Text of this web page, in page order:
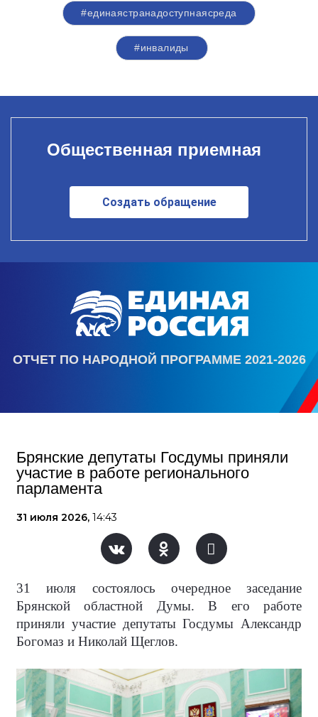
#единаястранадоступнаясреда
#инвалиды
Общественная приемная
Создать обращение
ОТЧЕТ ПО НАРОДНОЙ ПРОГРАММЕ 2021-2026
Брянские депутаты Госдумы приняли
участие в работе регионального
парламента
31 июля 2026, 14:43
31 июля состоялось очередное заседание
Брянской областной Думы. В его работе
приняли участие депутаты Госдумы Александр
Богомаз и Николай Щеглов.